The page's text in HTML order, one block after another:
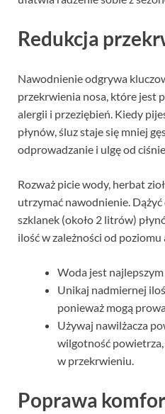
Redukcja
Nawodnienie odgrywa
przekrwienia nosa, które jest
alergii i przeziębień. Kiedy
płynów, śluz staje się mniej
odprowadzanie i ulgę od
Rozważ picie wody, herbat
utrzymać nawodnienie.
szklanek (około 2 litrów)
ilość w zależności od
Woda jest
Unikaj nadmiernej
ponieważ mogą
Używaj nawilżacza
wilgotność
w przekrwieniu.
Poprawa